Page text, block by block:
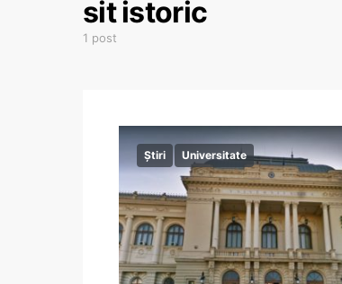
sit istoric
1 post
Știri Universitate